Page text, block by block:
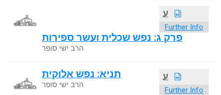
ע
Further Info
פרק ג: נפש שכלית ועשר ספירות
הרב ישי סופר
ע
Further Info
תניא: נפש אלוקית
הרב ישי סופר